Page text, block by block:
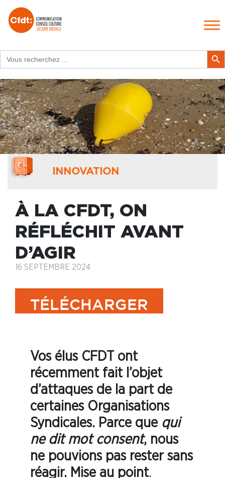
for:
Search
INNOVATION
À LA CFDT, ON
RÉFLÉCHIT AVANT
D’AGIR
16 SEPTEMBRE 2024
TÉLÉCHARGER
Vos élus CFDT ont
récemment fait l’objet
d’attaques de la part de
certaines Organisations
Syndicales. Parce que qui
ne dit mot consent, nous
ne pouvions pas rester sans
réagir. Mise au point.